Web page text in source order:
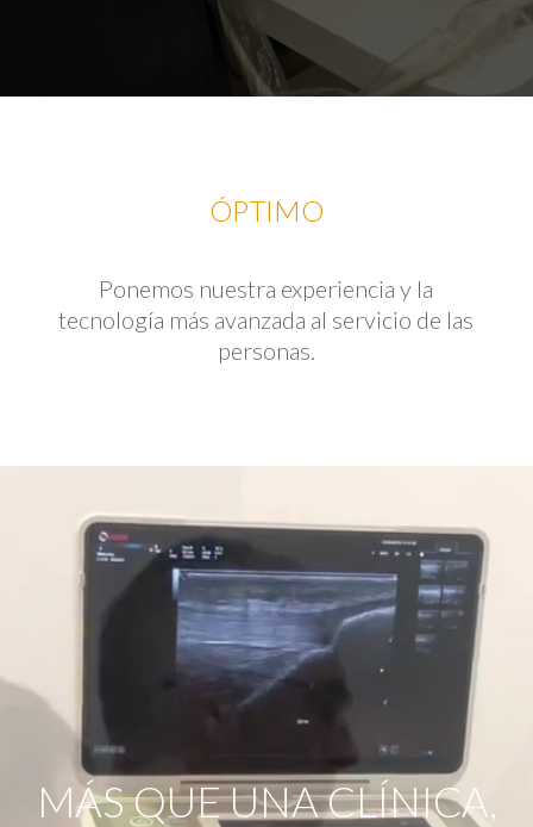
ÓPTIMO
Ponemos nuestra experiencia y la
tecnología más avanzada al servicio de las
personas.
MÁS QUE UNA CLÍNICA,